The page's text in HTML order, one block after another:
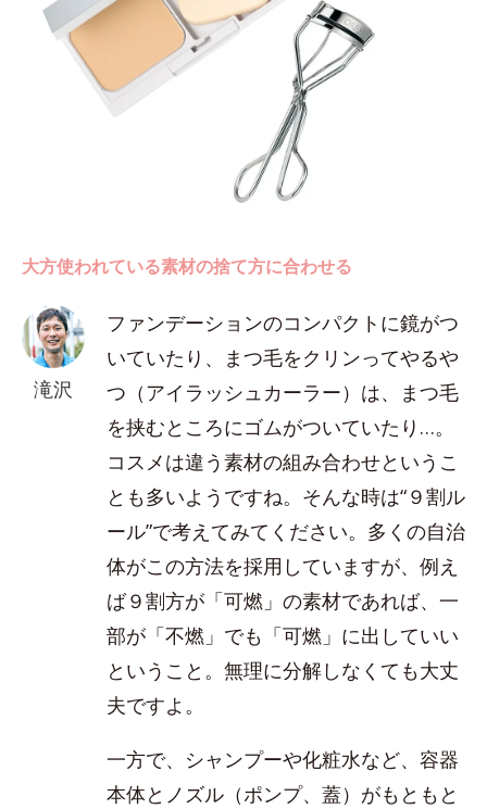
大方使われている素材の捨て方に合わせる
滝沢
ファンデーションのコンパクトに鏡がつ
いていたり、まつ毛をクリンってやるや
つ（アイラッシュカーラー）は、まつ毛
を挟むところにゴムがついていたり…。
コスメは違う素材の組み合わせというこ
とも多いようですね。そんな時は“９割ル
ール”で考えてみてください。多くの自治
体がこの方法を採用していますが、例え
ば９割方が「可燃」の素材であれば、一
部が「不燃」でも「可燃」に出していい
ということ。無理に分解しなくても大丈
夫ですよ。
一方で、シャンプーや化粧水など、容器
本体とノズル（ポンプ、蓋）がもともと